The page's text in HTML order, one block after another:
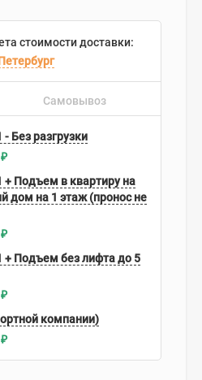
стоимости доставки:
Самовывоз
Без разгрузки
₽
Подъем в квартиру на
дом на 1 этаж (пронос не
₽
Подъем без лифта до 5
₽
компании)
₽